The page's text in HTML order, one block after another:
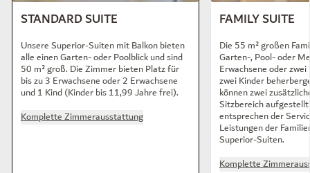
STANDARD SUITE
Unsere Superior-Suiten mit Balkon bieten
alle einen Garten- oder Poolblick und sind
50 m² groß. Die Zimmer bieten Platz für
bis zu 3 Erwachsene oder 2 Erwachsene
und 1 Kind (Kinder bis 11,99 Jahre frei).
Komplette Zimmerausstattung
FAMILY SUITE
Die 55 m² großen
Garten-, Pool- oder
Erwachsene oder
zwei Kinder
können zwei
Sitzbereich
entsprechen der
Leistungen der
Superior-Suiten.
Komplette